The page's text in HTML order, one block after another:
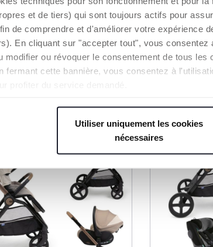
et de tiers) qui sont toujours actifs pour
de comprendre et d'améliorer votre expérience
En cliquant sur "accepter tout", vous
modifier ou révoquer le consentement de tous
fermant cette bannière, vous consentez à
Utiliser uniquement les cookies
nécessaires
Size
: 749,99 €-7%
549,99 €